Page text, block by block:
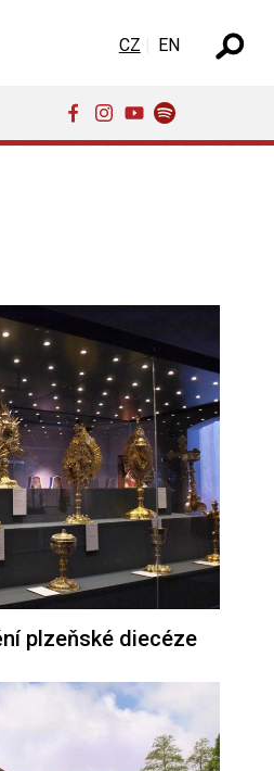
Zvolte jazyk
CZ EN
plzeňské diecéze